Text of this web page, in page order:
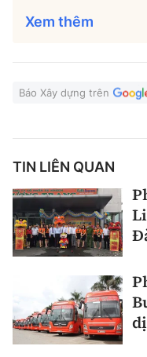
Xem thêm
Báo Xây dựng trên
TIN LIÊN QUAN